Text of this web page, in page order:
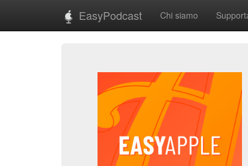
EasyPodcast Chi siamo